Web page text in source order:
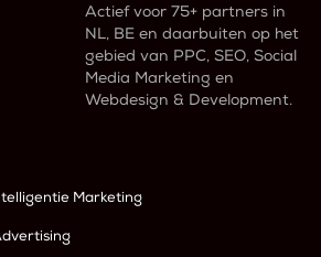
Actief voor 75+ partners in
NL, BE en daarbuiten op het
gebied van PPC, SEO, Social
Media Marketing en
Webdesign & Development.
Marketing